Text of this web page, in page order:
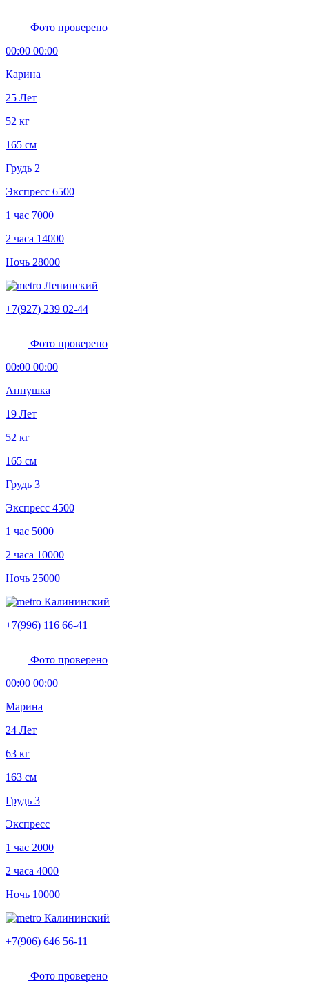
Фото проверено
00:00 00:00
Карина
25 Лет
52 кг
165 см
Грудь 2
Экспресс 6500
1 час 7000
2 часа 14000
Ночь 28000
Ленинский
+7(927) 239 02-44
Фото проверено
00:00 00:00
Аннушка
19 Лет
52 кг
165 см
Грудь 3
Экспресс 4500
1 час 5000
2 часа 10000
Ночь 25000
Калининский
+7(996) 116 66-41
Фото проверено
00:00 00:00
Марина
24 Лет
63 кг
163 см
Грудь 3
Экспресс
1 час 2000
2 часа 4000
Ночь 10000
Калининский
+7(906) 646 56-11
Фото проверено